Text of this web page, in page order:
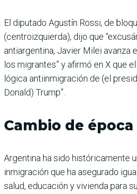
El diputado Agustín Rossi, de
(centroizquierda), dijo que
antiargentina, Javier Milei avanza
los migrantes” y afirmó en X que
lógica antiinmigración de (el
Donald) Trump”.
Cambio de época
Argentina ha sido históricamente
inmigración que ha asegurado
salud, educación y vivienda para